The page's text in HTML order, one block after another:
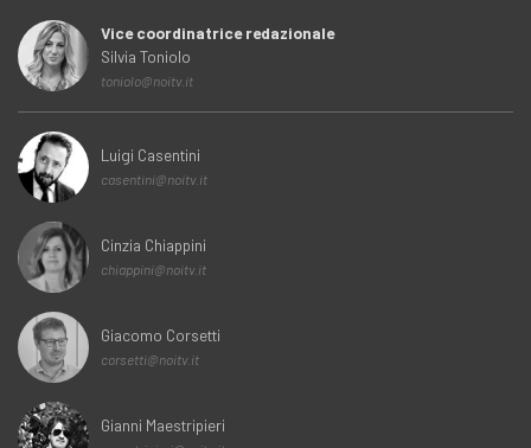
Vice coordinatrice redazionale
Silvia Toniolo
toniolo@noitv.it
Luigi Casentini
casentini@noitv.it
Cinzia Chiappini
chiappini@noitv.it
Giacomo Corsetti
corsetti@noitv.it
Gianni Maestripieri